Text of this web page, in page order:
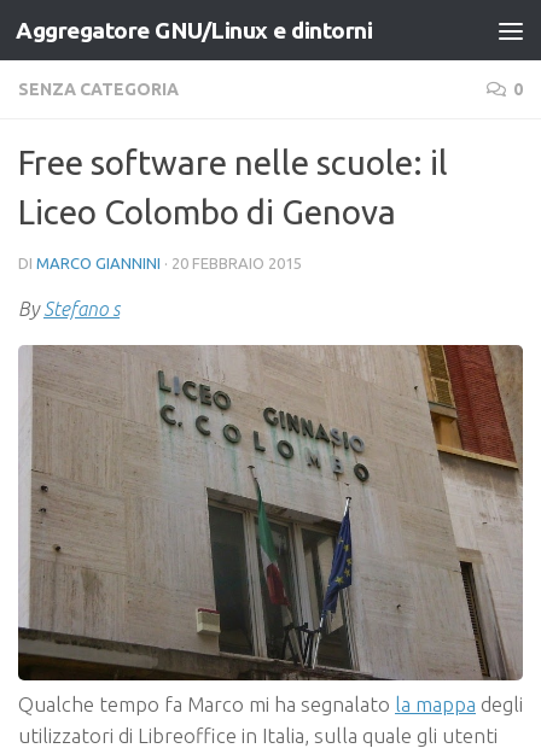
Salta al contenuto
Aggregatore GNU/Linux e dintorni
SENZA CATEGORIA 0
Free software nelle scuole: il
Liceo Colombo di Genova
DI MARCO GIANNINI · 20 FEBBRAIO 2015
ByStefano s
Qualche tempo fa Marco mi ha segnalato la mappa degli
utilizzatori di Libreoffice in Italia, sulla quale gli utenti